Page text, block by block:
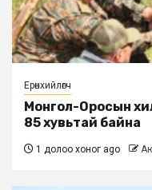
Ерөнхийлөгч
Монгол-Оросын
85 хувьтай байна
1 долоо хоног ago